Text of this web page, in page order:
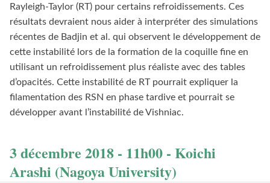
Rayleigh-Taylor (RT) pour certains refroidissements. Ces
résultats devraient nous aider à interpréter des simulations
récentes de Badjin et al. qui observent le développement de
cette instabilité lors de la formation de la coquille fine en
utilisant un refroidissement plus réaliste avec des tables
d’opacités. Cette instabilité de RT pourrait expliquer la
filamentation des RSN en phase tardive et pourrait se
développer avant l’instabilité de Vishniac.
3 décembre 2018 - 11h00 - Koichi
Arashi (Nagoya University)